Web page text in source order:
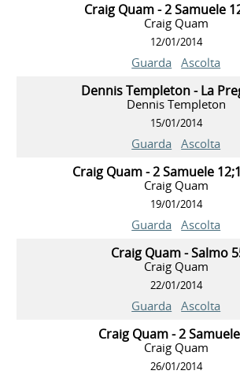
Craig Quam - 2 Samuele
Craig Quam
12/01/2014
Guarda Ascolta
Dennis Templeton - La
Dennis Templeton
15/01/2014
Guarda Ascolta
Craig Quam - 2 Samuele
Craig Quam
19/01/2014
Guarda Ascolta
Craig Quam - Salmo
Craig Quam
22/01/2014
Guarda Ascolta
Craig Quam - 2
Craig Quam
26/01/2014